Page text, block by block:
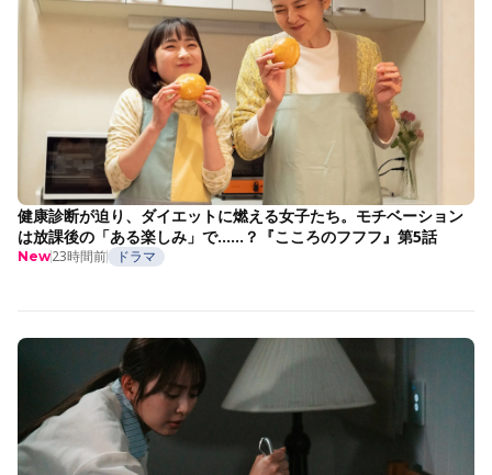
健康診断が迫り、ダイエットに燃える女子たち。モチベーション
は放課後の「ある楽しみ」で……？『こころのフフフ』第5話
New23時間前 ドラマ